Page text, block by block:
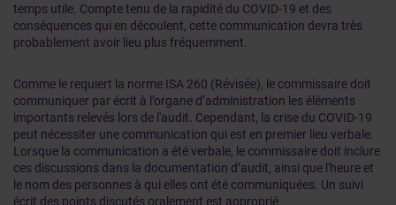
temps utile. Compte tenu de la rapidité du COVID-19 et des
conséquences qui en découlent, cette communication devra très
probablement avoir lieu plus fréquemment.
Comme le requiert la norme ISA 260 (Révisée), le commissaire doit
communiquer par écrit à l’organe d’administration les éléments
importants relevés lors de l'audit. Cependant, la crise du COVID-19
peut nécessiter une communication qui est en premier lieu verbale.
Lorsque la communication a été verbale, le commissaire doit inclure
ces discussions dans la documentation d’audit, ainsi que l'heure et
le nom des personnes à qui elles ont été communiquées. Un suivi
écrit des points discutés oralement est approprié.